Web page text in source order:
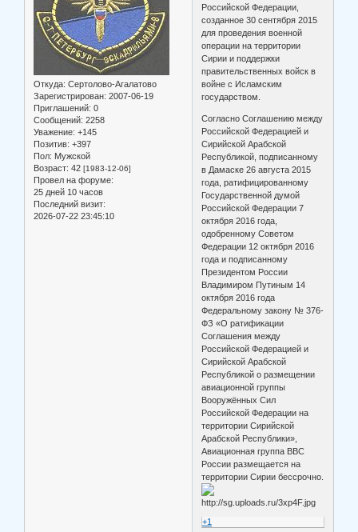
Откуда: Сертолово-Агалатово
Зарегистрирован: 2007-06-19
Приглашений: 0
Сообщений: 2258
Уважение: +145
Позитив: +397
Пол: Мужской
Возраст: 42 [1983-12-06]
Провел на форуме:
25 дней 10 часов
Последний визит:
2026-07-22 23:45:10
Российской Федерации,
созданное 30 сентября 2015
для проведения военной
операции на территории
Сирии и поддержки
правительственных войск в
войне с Исламским
государством.
Согласно Соглашению между
Российской Федерацией и
Сирийской Арабской
Республикой, подписанному
в Дамаске 26 августа 2015
года, ратифицированному
Государственной думой
Российской Федерации 7
октября 2016 года,
одобренному Советом
Федерации 12 октября 2016
года и подписанному
Президентом России
Владимиром Путиным 14
октября 2016 года
Федеральному закону № 376-
ФЗ «О ратификации
Соглашения между
Российской Федерацией и
Сирийской Арабской
Республикой о размещении
авиационной группы
Вооружённых Сил
Российской Федерации на
территории Сирийской
Арабской Республики»,
Авиационная группа ВВС
России размещается на
территории Сирии бессрочно.
+1